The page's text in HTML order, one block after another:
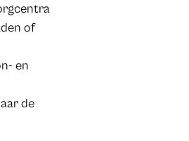
of
en
de